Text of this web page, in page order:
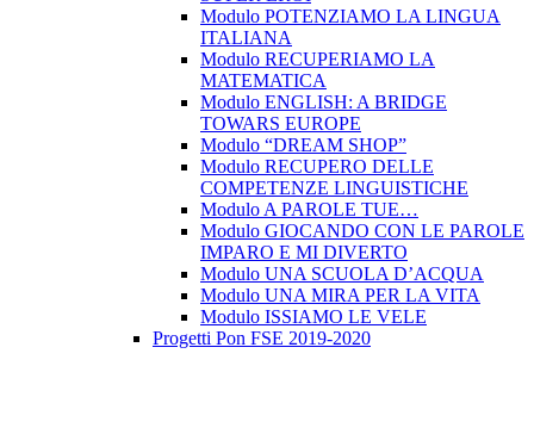
Modulo POTENZIAMO LA LINGUA
ITALIANA
Modulo RECUPERIAMO LA
MATEMATICA
Modulo ENGLISH: A BRIDGE
TOWARS EUROPE
Modulo “DREAM SHOP”
Modulo RECUPERO DELLE
COMPETENZE LINGUISTICHE
Modulo A PAROLE TUE…
Modulo GIOCANDO CON LE PAROLE
IMPARO E MI DIVERTO
Modulo UNA SCUOLA D’ACQUA
Modulo UNA MIRA PER LA VITA
Modulo ISSIAMO LE VELE
Progetti Pon FSE 2019-2020